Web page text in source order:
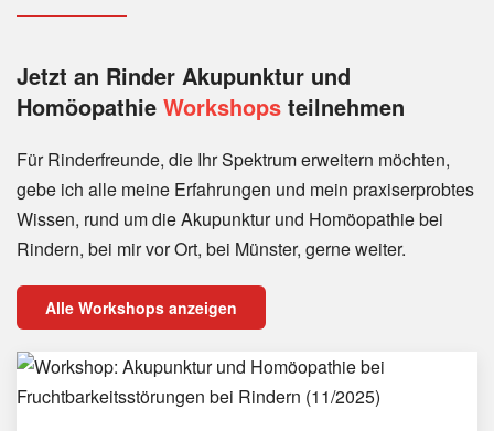
Jetzt an Rinder Akupunktur und
Homöopathie Workshops teilnehmen
Für Rinderfreunde, die Ihr Spektrum erweitern möchten,
gebe ich alle meine Erfahrungen und mein praxiserprobtes
Wissen, rund um die Akupunktur und Homöopathie bei
Rindern, bei mir vor Ort, bei Münster, gerne weiter.
Alle Workshops anzeigen